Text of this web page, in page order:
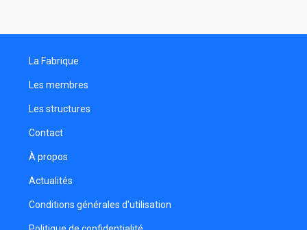
Matthias Ferron
Chargé de production
Thomas Andrzeczyk
Hélène Rastegar
Réalisatrice
Laurent Kuhn
La Fabrique
Les membres
Les structures
Contact
À propos
Actualités
Conditions générales d'utilisation